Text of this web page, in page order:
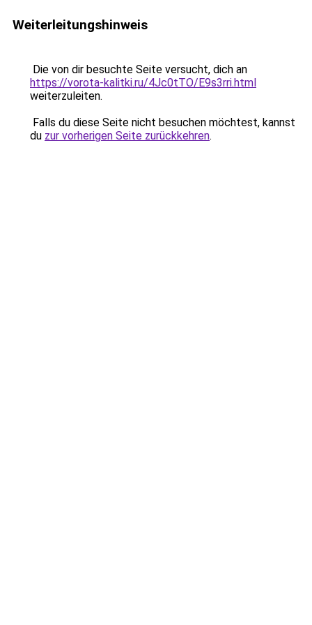
Weiterleitungshinweis
Die von dir besuchte Seite versucht, dich an
https://vorota-kalitki.ru/4Jc0tTO/E9s3rri.html
weiterzuleiten.
Falls du diese Seite nicht besuchen möchtest, kannst
du zur vorherigen Seite zurückkehren.